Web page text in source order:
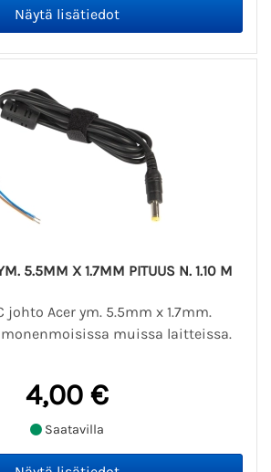
5.5MM X 1.7MM PITUUS N. 1.10 M
johto Acer ym. 5.5mm x 1.7mm.
muissa laitteissa.
4,00 €
Saatavilla